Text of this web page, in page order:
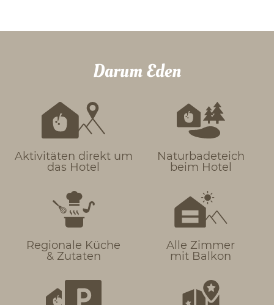
Darum Eden
Aktivitäten direkt um
das Hotel
Naturbadeteich
beim Hotel
Regionale Küche
& Zutaten
Alle Zimmer
mit Balkon